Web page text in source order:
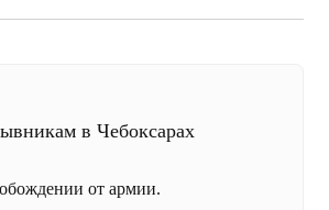
в Чебоксарах
от армии.